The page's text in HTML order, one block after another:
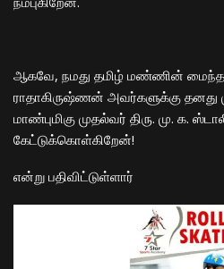
ஆகவே, நமது தமிழ் மண்ணின்
ராதாகிருஷ்ணன் அவர்களுக்கு தனது
மாண்புமிகு முதல்வர் திரு. மு. க.
கேட்டுக்கொள்கிறேன்!
என்று பதிவிட்டுள்ளார்